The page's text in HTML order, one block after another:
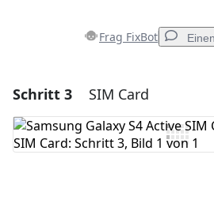
Frag FixBot
Einen Kommentar
Kommentar hinzufügen
Schritt 3 SIM Card